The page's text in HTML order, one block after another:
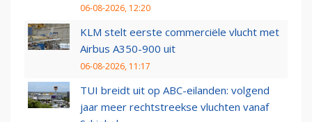
06-08-2026, 12:20
KLM stelt eerste commerciële vlucht met
Airbus A350-900 uit
06-08-2026, 11:17
TUI breidt uit op ABC-eilanden: volgend
jaar meer rechtstreekse vluchten vanaf